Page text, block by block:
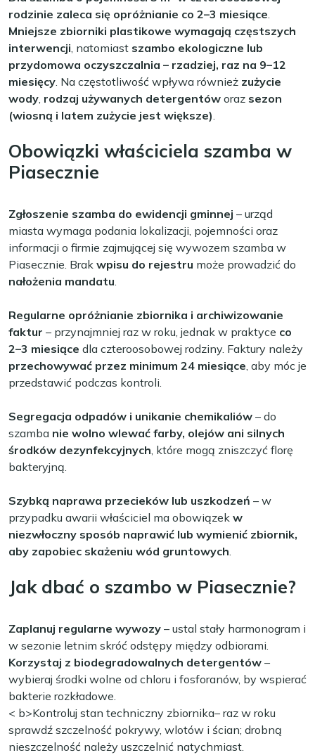
rodzinie zaleca się opróżnianie co 2–3 miesiące.
Mniejsze zbiorniki plastikowe wymagają częstszych
interwencji, natomiast szambo ekologiczne lub
przydomowa oczyszczalnia – rzadziej, raz na 9–12
miesięcy. Na częstotliwość wpływa również zużycie
wody, rodzaj używanych detergentów oraz sezon
(wiosną i latem zużycie jest większe).
Obowiązki właściciela szamba w
Piasecznie
Zgłoszenie szamba do ewidencji gminnej – urząd
miasta wymaga podania lokalizacji, pojemności oraz
informacji o firmie zajmującej się wywozem szamba w
Piasecznie. Brak wpisu do rejestru może prowadzić do
nałożenia mandatu.
Regularne opróżnianie zbiornika i archiwizowanie
faktur – przynajmniej raz w roku, jednak w praktyce co
2–3 miesiące dla czteroosobowej rodziny. Faktury należy
przechowywać przez minimum 24 miesiące, aby móc je
przedstawić podczas kontroli.
Segregacja odpadów i unikanie chemikaliów – do
szamba nie wolno wlewać farby, olejów ani silnych
środków dezynfekcyjnych, które mogą zniszczyć florę
bakteryjną.
Szybką naprawa przecieków lub uszkodzeń – w
przypadku awarii właściciel ma obowiązek w
niezwłoczny sposób naprawić lub wymienić zbiornik,
aby zapobiec skażeniu wód gruntowych.
Jak dbać o szambo w Piasecznie?
Zaplanuj regularne wywozy – ustal stały harmonogram i
w sezonie letnim skróć odstępy między odbiorami.
Korzystaj z biodegradowalnych detergentów –
wybieraj środki wolne od chloru i fosforanów, by wspierać
bakterie rozkładowe.
< b>Kontroluj stan techniczny zbiornika– raz w roku
sprawdź szczelność pokrywy, wlotów i ścian; drobną
nieszczelność należy uszczelnić natychmiast.